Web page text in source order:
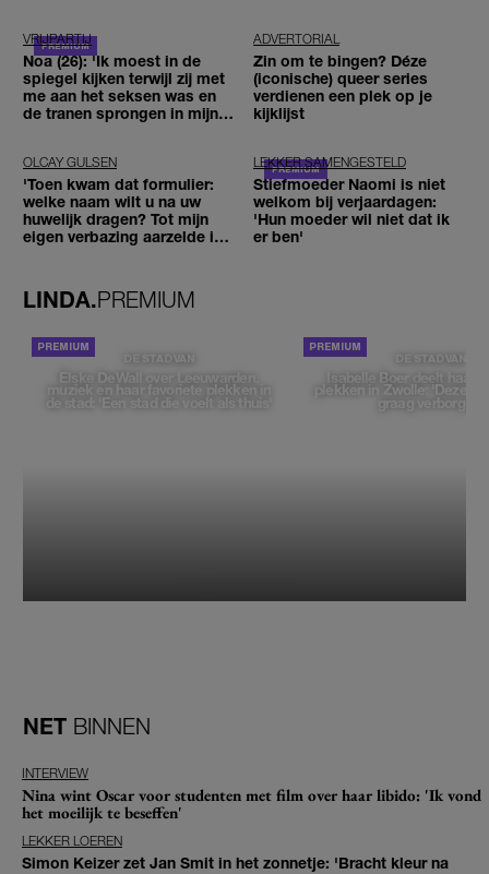
VRIJPARTIJ
Noa (26): 'Ik moest in de
spiegel kijken terwijl zij met
me aan het seksen was en
de tranen sprongen in mijn
ADVERTORIAL
Zin om te bingen? Déze
(iconische) queer series
verdienen een plek op je
kijklijst
OLCAY GULSEN
'Toen kwam dat formulier:
welke naam wilt u na uw
huwelijk dragen? Tot mijn
eigen verbazing aarzelde ik
LEKKER SAMENGESTELD
Stiefmoeder Naomi is niet
welkom bij verjaardagen:
'Hun moeder wil niet dat ik
er ben'
LINDA.PREMIUM
DE STAD VAN
Elske DeWall over Leeuwarden,
muziek en haar favoriete plekken in
de stad: 'Een stad die voelt als thuis'
DE STAD VAN
Isabelle Boer deelt haar
plekken in Zwolle: 'Deze
graag verborgen'
NET BINNEN
INTERVIEW
Nina wint Oscar voor studenten met film over haar libido: 'Ik vond
het moeilijk te beseffen'
LEKKER LOEREN
Simon Keizer zet Jan Smit in het zonnetje: 'Bracht kleur na